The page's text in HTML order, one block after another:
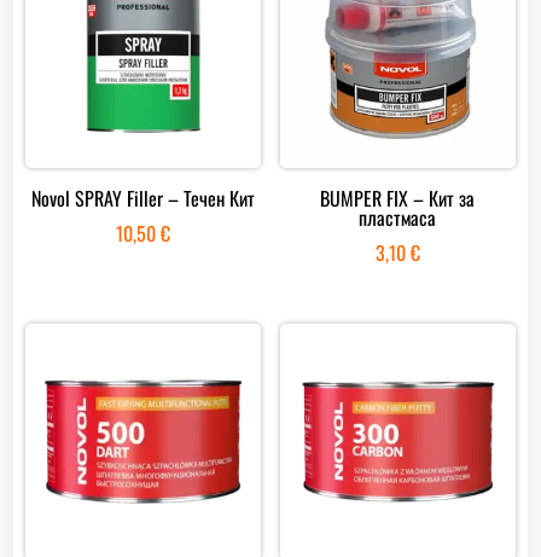
Novol SPRAY Filler – Течен Кит
10,50€
BUMPER FIX – Кит за
пластмаса
3,10€